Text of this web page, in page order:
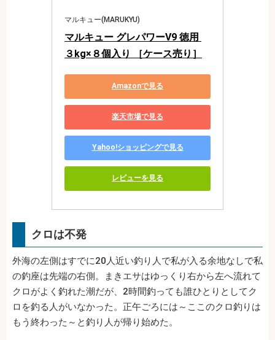
マルキュー(MARUKYU)
マルキュー グレパワーV9 徳用
３kg×８個入り ［ケース売り］
Amazonで見る
楽天市場で見る
Yahoo!ショッピングで見る
レビューを見る
クロは不発
外海の左側はすでに20人近い釣り人で私が入る余地なしで私
の釣座は先端の右側。まきエサはゆっくり右から左へ流れて
クロがよく釣れた潮だが、2時間釣っても誰ひとりとしてク
ロを釣る人がいなかった。正午ごろには～ここのクロ釣りは
もう終わった～と釣り人が帰り始めた。